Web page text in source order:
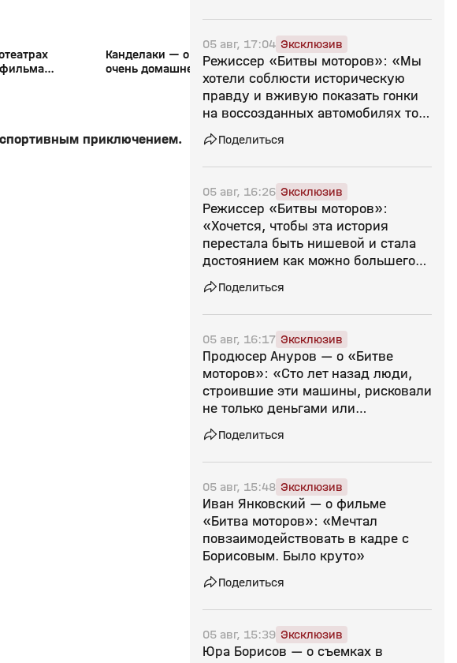
фильма
Канделаки — о «Простоквашино»: «Все
очень домашнее, очень семейное»
«Все на матч»: в
большая премьера
«Простоквашино»
приключением.
05 авг, 17:04 Эксклюзив
Режиссер «Битвы моторов»: «Мы
хотели соблюсти историческую
правду и вживую показать гонки
на воссозданных автомобилях той
эпохи»
Поделиться
05 авг, 16:26 Эксклюзив
Режиссер «Битвы моторов»:
«Хочется, чтобы эта история
перестала быть нишевой и стала
достоянием как можно большего
числа людей»
Поделиться
05 авг, 16:17 Эксклюзив
Продюсер Ануров — о «Битве
моторов»: «Сто лет назад люди,
строившие эти машины, рисковали
не только деньгами или
репутацией — на кону стояла
жизнь»
Поделиться
05 авг, 15:48 Эксклюзив
Иван Янковский — о фильме
«Битва моторов»: «Мечтал
повзаимодействовать в кадре с
Борисовым. Было круто»
Поделиться
05 авг, 15:39 Эксклюзив
Юра Борисов — о съемках в